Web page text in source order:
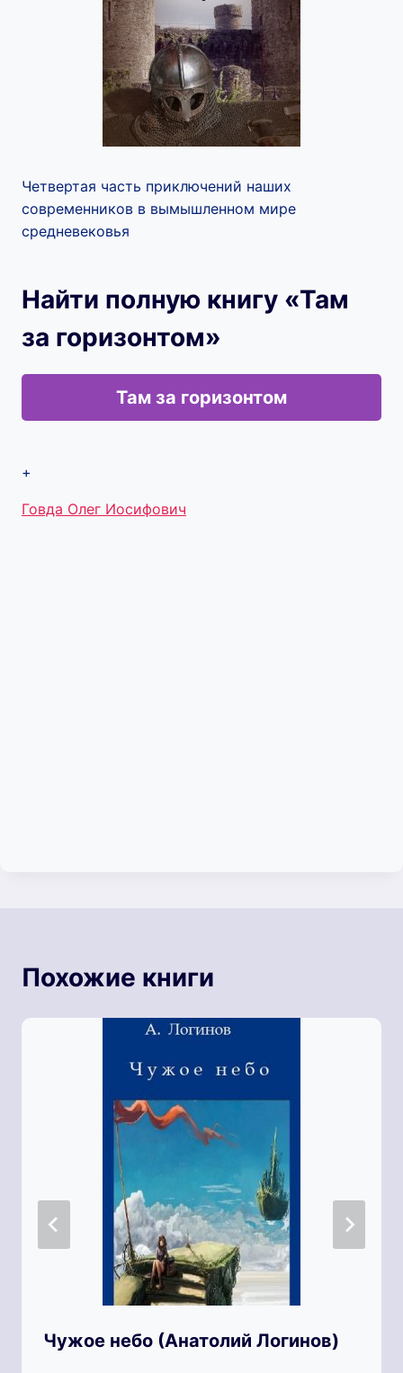
Четвертая часть приключений наших
современников в вымышленном мире
средневековья
Найти полную книгу «Там
за горизонтом»
Там за горизонтом
+
Метки
Говда Олег Иосифович
Похожие книги
Чужое небо (Анатолий Логинов)